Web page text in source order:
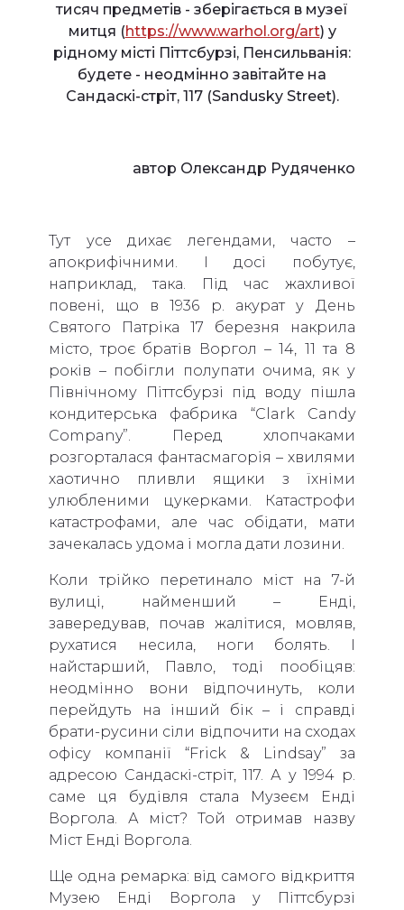
тисяч предметів - зберігається в музеї
митця (https://www.warhol.org/art) у
рідному місті Піттсбурзі, Пенсильванія:
будете - неодмінно завітайте на
Сандаскі-стріт, 117 (Sandusky Street).
автор Олександр Рудяченко
Тут усе дихає легендами, часто –
апокрифічними. І досі побутує,
наприклад, така. Під час жахливої
повені, що в 1936 р. акурат у День
Святого Патріка 17 березня накрила
місто, троє братів Воргол – 14, 11 та 8
років – побігли полупати очима, як у
Північному Піттсбурзі під воду пішла
кондитерська фабрика “Clark Candy
Company”. Перед хлопчаками
розгорталася фантасмагорія – хвилями
хаотично пливли ящики з їхніми
улюбленими цукерками. Катастрофи
катастрофами, але час обідати, мати
зачекалась удома і могла дати лозини.
Коли трійко перетинало міст на 7-й
вулиці, найменший – Енді,
завередував, почав жалітися, мовляв,
рухатися несила, ноги болять. І
найстарший, Павло, тоді пообіцяв:
неодмінно вони відпочинуть, коли
перейдуть на інший бік – і справді
брати-русини сіли відпочити на сходах
офісу компанії “Frick & Lindsay” за
адресою Сандаскі-стріт, 117. А у 1994 р.
саме ця будівля стала Музеєм Енді
Воргола. А міст? Той отримав назву
Міст Енді Воргола.
Ще одна ремарка: від самого відкриття
Музею Енді Воргола у Піттсбурзі